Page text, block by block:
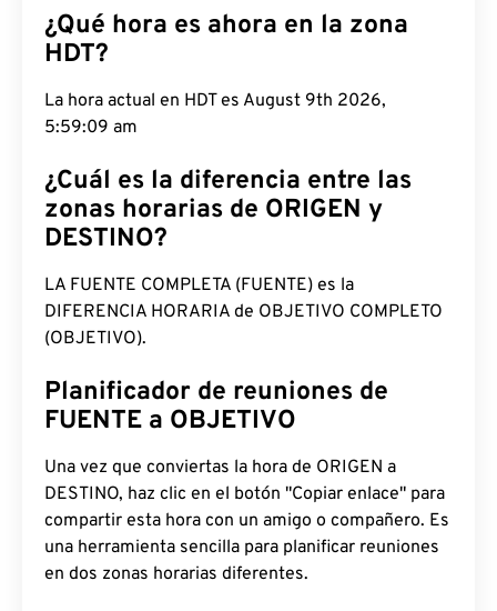
¿Qué hora es ahora en la zona
HDT?
La hora actual en HDT es August 9th 2026, 5:59:10
am
¿Cuál es la diferencia entre las
zonas horarias de ORIGEN y
DESTINO?
LA FUENTE COMPLETA (FUENTE) es la
DIFERENCIA HORARIA de OBJETIVO COMPLETO
(OBJETIVO).
Planificador de reuniones de
FUENTE a OBJETIVO
Una vez que conviertas la hora de ORIGEN a
DESTINO, haz clic en el botón "Copiar enlace" para
compartir esta hora con un amigo o compañero. Es
una herramienta sencilla para planificar reuniones
en dos zonas horarias diferentes.